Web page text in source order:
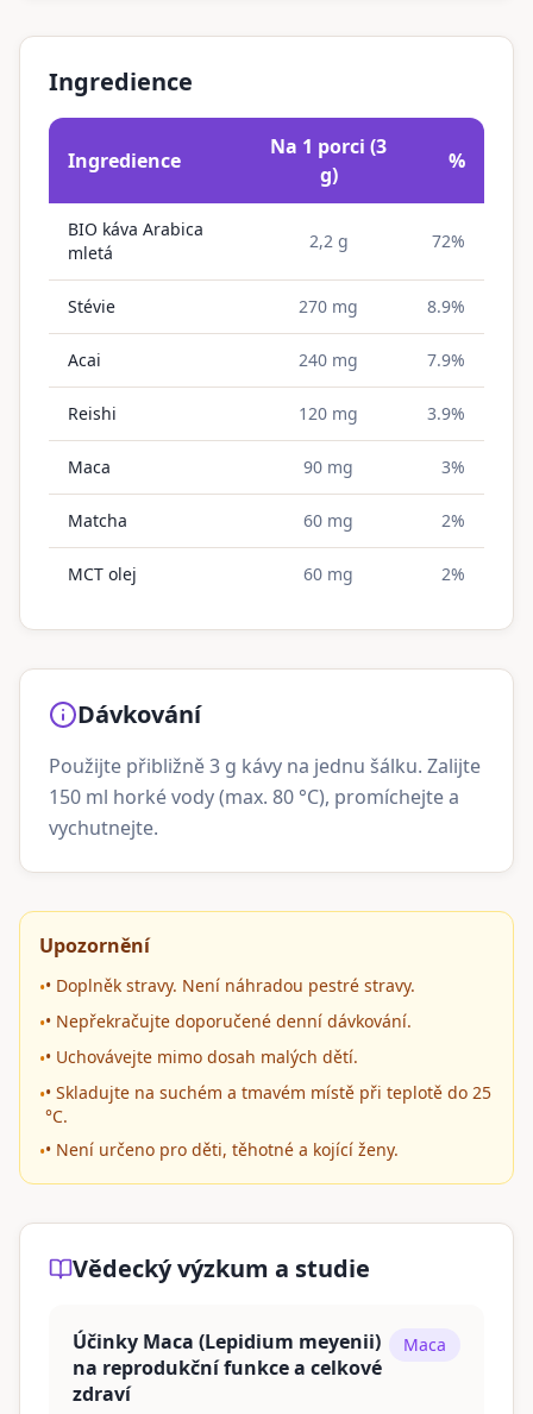
Ingredience
Ingredience
Na 1 porci (3
g)
%
BIO káva Arabica
mletá
2,2 g 72%
Stévie 270 mg 8.9%
Acai 240 mg 7.9%
Reishi 120 mg 3.9%
Maca 90 mg 3%
Matcha 60 mg 2%
MCT olej 60 mg 2%
Dávkování
Použijte přibližně 3 g kávy na jednu šálku. Zalijte
150 ml horké vody (max. 80 °C), promíchejte a
vychutnejte.
Upozornění
•• Doplněk stravy. Není náhradou pestré stravy.
•• Nepřekračujte doporučené denní dávkování.
•• Uchovávejte mimo dosah malých dětí.
•• Skladujte na suchém a tmavém místě při teplotě do 25
°C.
•• Není určeno pro děti, těhotné a kojící ženy.
Vědecký výzkum a studie
Účinky Maca (Lepidium meyenii)
na reprodukční funkce a celkové
zdraví
Maca